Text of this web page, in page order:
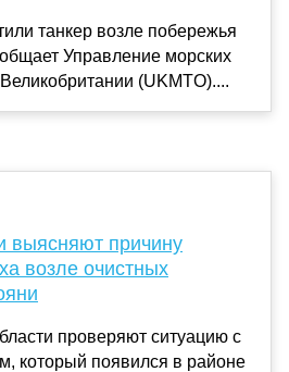
танкер возле побережья
Управление морских
(UKMTO)....
выясняют причину
возле очистных
проверяют ситуацию с
который появился в районе